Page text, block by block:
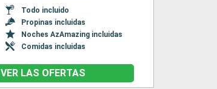
Todo incluido
Propinas incluidas
Noches AzAmazing incluidas
Comidas incluidas
VER LAS OFERTAS